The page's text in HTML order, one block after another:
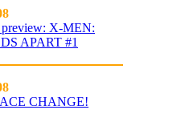
X-MEN:
APART #1
CHANGE!